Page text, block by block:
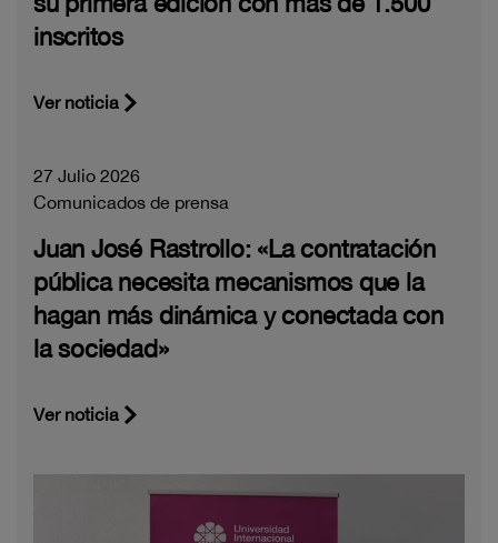
inscritos
Ver noticia
27 Julio 2026
Comunicados de prensa
Juan José Rastrollo: «La contratación
pública necesita mecanismos que la
hagan más dinámica y conectada con
la sociedad»
Ver noticia